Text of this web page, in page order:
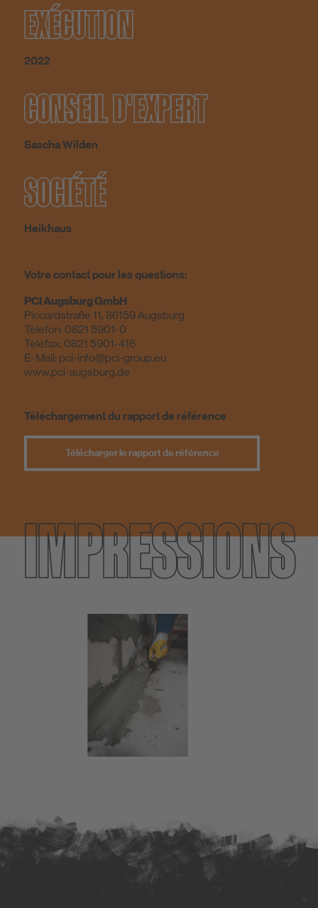
EXÉCUTION
2022
CONSEIL D'EXPERT
Sascha Wilden
SOCIÉTÉ
Heikhaus
Votre contact pour les questions:
PCI Augsburg GmbH
Piccardstraße 11, 86159 Augsburg
Telefon: 0821 5901-0
Telefax: 0821 5901-416
E-Mail: pci-info@pci-group.eu
www.pci-augsburg.de
Téléchargement du rapport de référence
Télécharger le rapport de référence
IMPRESSIONS